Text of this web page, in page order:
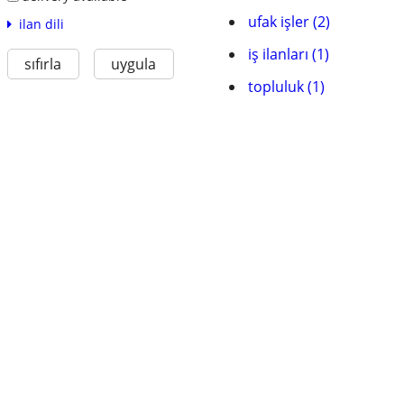
ilan dili
sıfırla uygula
ufak işler (2)
iş ilanları (1)
topluluk (1)